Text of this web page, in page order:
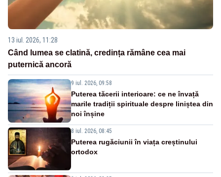
13 iul. 2026, 11:28
Când lumea se clatină, credința rămâne cea mai
puternică ancoră
9 iul. 2026, 09:58
Puterea tăcerii interioare: ce ne învață
marile tradiții spirituale despre liniștea din
noi înșine
8 iul. 2026, 08:45
Puterea rugăciunii în viața creștinului
ortodox